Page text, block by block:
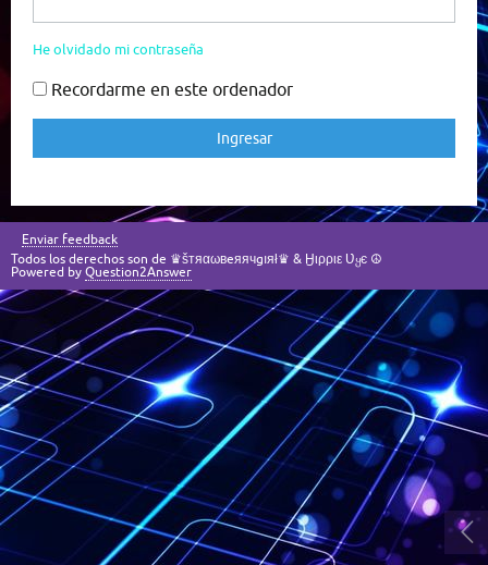
He olvidado mi contraseña
Recordarme en este ordenador
Enviar feedback
Todos los derechos son de ♛šтяαωвeяячgıяł♛ & Ӈιρριε Ʋყє ☮
Powered by Question2Answer